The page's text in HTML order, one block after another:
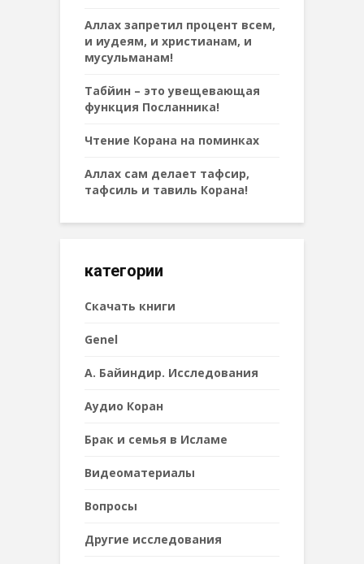
Аллах запретил процент всем,
и иудеям, и христианам, и
мусульманам!
Табйин – это увещевающая
функция Посланника!
Чтение Корана на поминках
Аллах сам делает тафсир,
тафсиль и тавиль Корана!
категории
Cкачать книги
Genel
А. Байиндир. Исследования
Аудио Коран
Брак и семья в Исламе
Видеоматериалы
Вопросы
Другие исследования